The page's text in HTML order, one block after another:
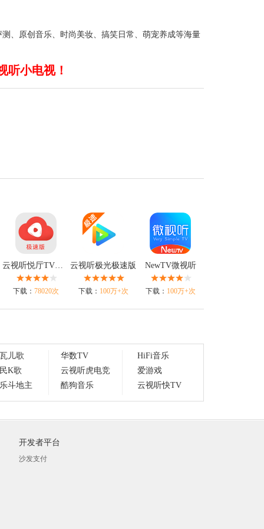
、原创音乐、时尚美妆、搞笑日常、萌宠养成等海量
听小电视！
云视听悦厅TV极速版
下载： 78020次
云视听极光极速版
下载： 100万+次
NewTV微视听
下载： 100万+次
儿歌
K歌
斗地主
华数TV
云视听虎电竞
酷狗音乐
HiFi音乐
爱游戏
云视听快TV
开发者平台
沙发支付